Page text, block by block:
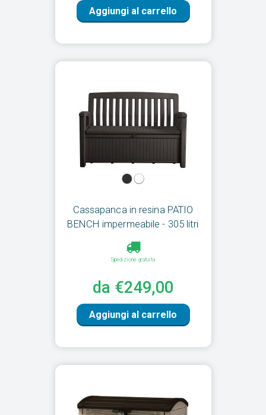
Aggiungi al carrello
Cassapanca in resina PATIO
BENCH impermeabile - 305 litri
Spedizione gratuita
da €249,00
Aggiungi al carrello